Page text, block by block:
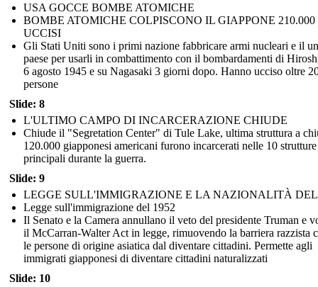
USA GOCCE BOMBE ATOMICHE
BOMBE ATOMICHE COLPISCONO IL GIAPPONE 210.000
UCCISI
Gli Stati Uniti sono i primi nazione fabbricare armi nucleari e il
paese per usarli in combattimento con il bombardamenti di
6 agosto 1945 e su Nagasaki 3 giorni dopo. Hanno ucciso oltre
persone
Slide: 8
L'ULTIMO CAMPO DI INCARCERAZIONE CHIUDE
Chiude il "Segretation Center" di Tule Lake, ultima struttura a
120.000 giapponesi americani furono incarcerati nelle 10 strutture
principali durante la guerra.
Slide: 9
LEGGE SULL'IMMIGRAZIONE E LA NAZIONALITÀ DEL
Legge sull'immigrazione del 1952
Il Senato e la Camera annullano il veto del presidente Truman e
il McCarran-Walter Act in legge, rimuovendo la barriera razzista
le persone di origine asiatica dal diventare cittadini. Permette agli
immigrati giapponesi di diventare cittadini naturalizzati
Slide: 10